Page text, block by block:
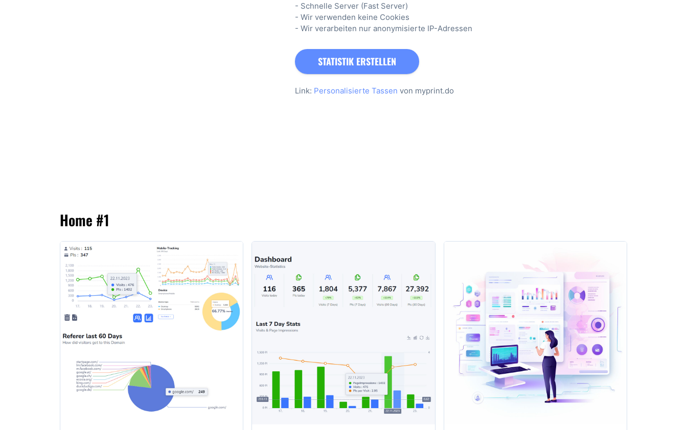
- Schnelle Server (Fast Server)
- Wir verwenden keine Cookies
- Wir verarbeiten nur anonymisierte IP-Adressen
STATISTIK ERSTELLEN
Link: Personalisierte Tassen von myprint.do
Home #1